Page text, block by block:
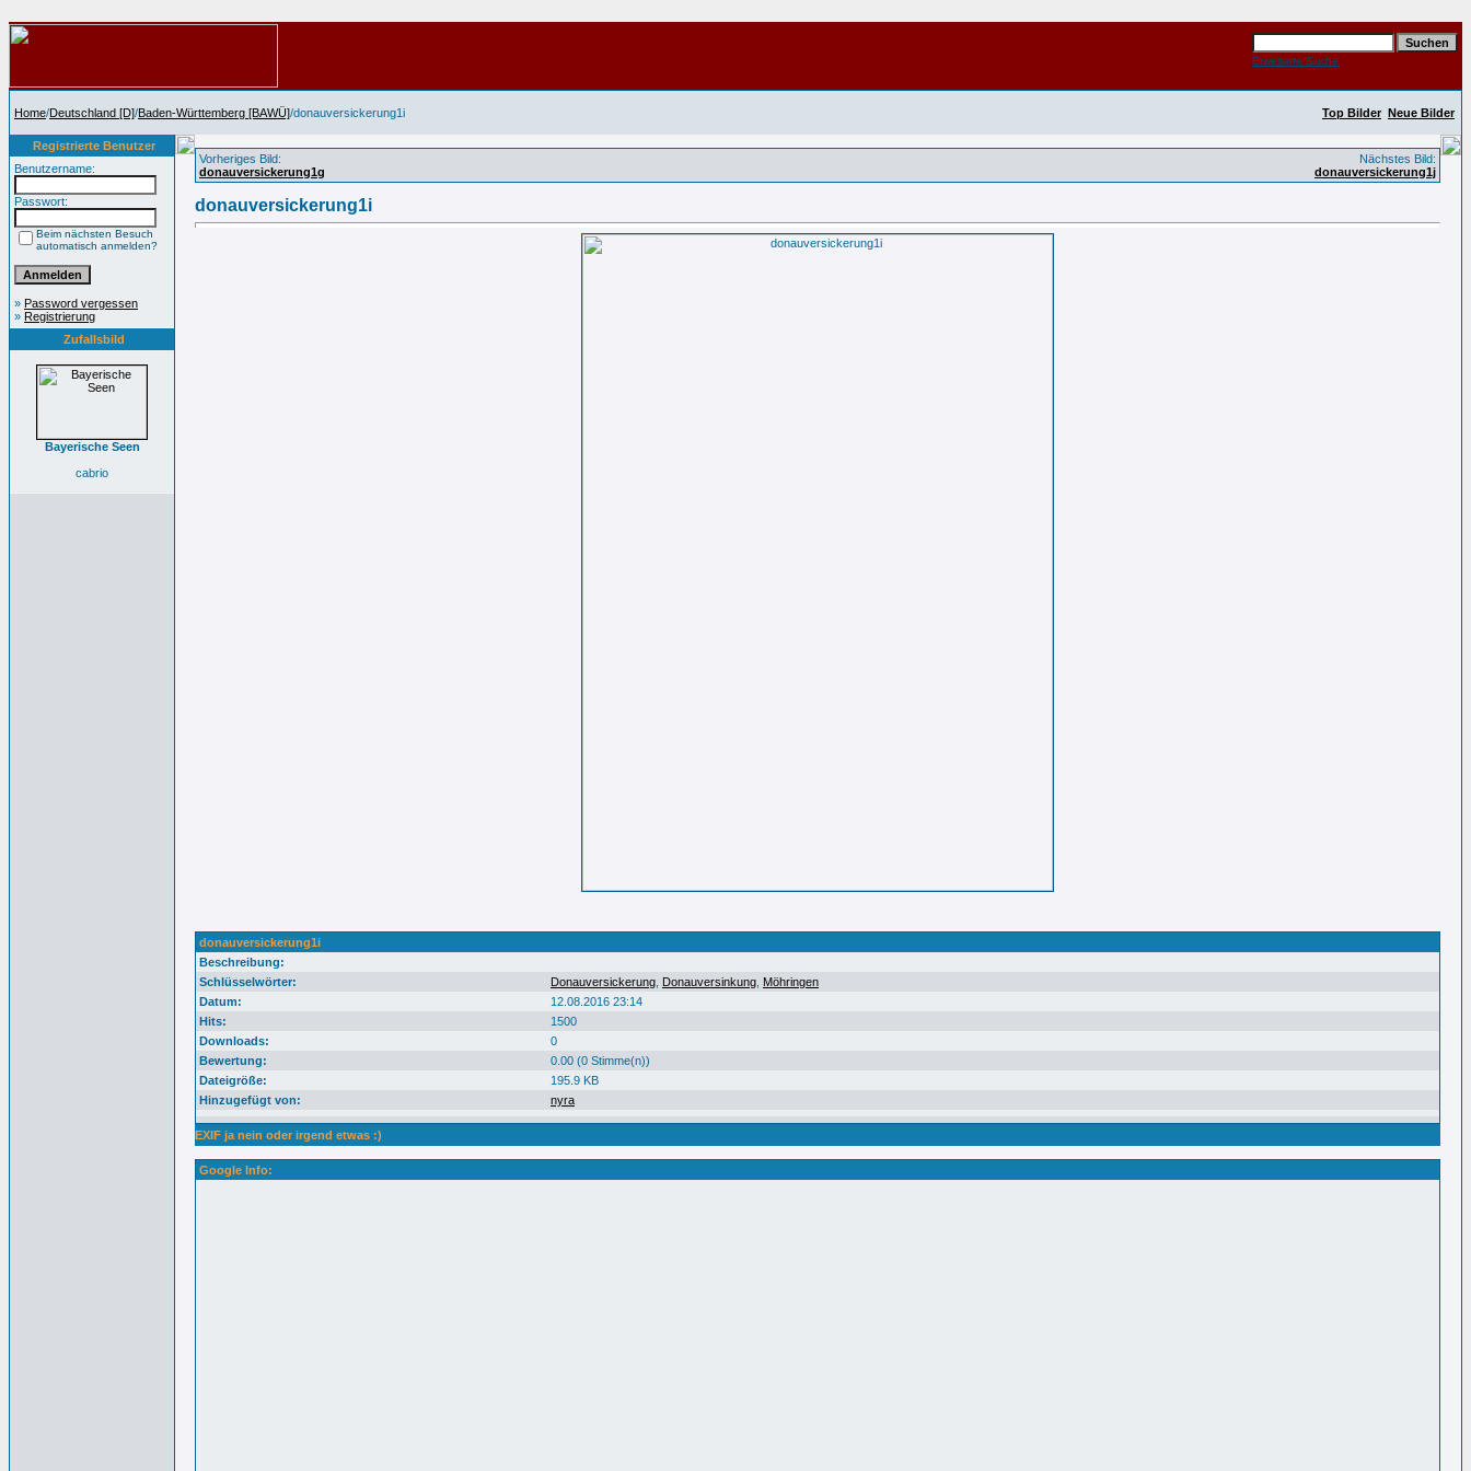
Erweiterte Suche
Home/Deutschland [D]/Baden-Württemberg [BAWÜ]/donauversickerung1i Top Bilder Neue Bilder
Registrierte Benutzer
Benutzername:
Passwort:
Beim nächsten Besuch
automatisch anmelden?
» Password vergessen
» Registrierung
Zufallsbild
Bayerische Seen
cabrio
Vorheriges Bild:
donauversickerung1g
Nächstes Bild:
donauversickerung1j
donauversickerung1i
donauversickerung1i
Beschreibung:
Schlüsselwörter:
Donauversickerung Donauversinkung Möhringen
Datum:
12.08.2016 23:14
Hits:
1500
Downloads:
0
Bewertung:
0.00 (0 Stimme(n))
Dateigröße:
195.9 KB
Hinzugefügt von:
nyra
EXIF ja nein oder irgend etwas :)
Google Info: